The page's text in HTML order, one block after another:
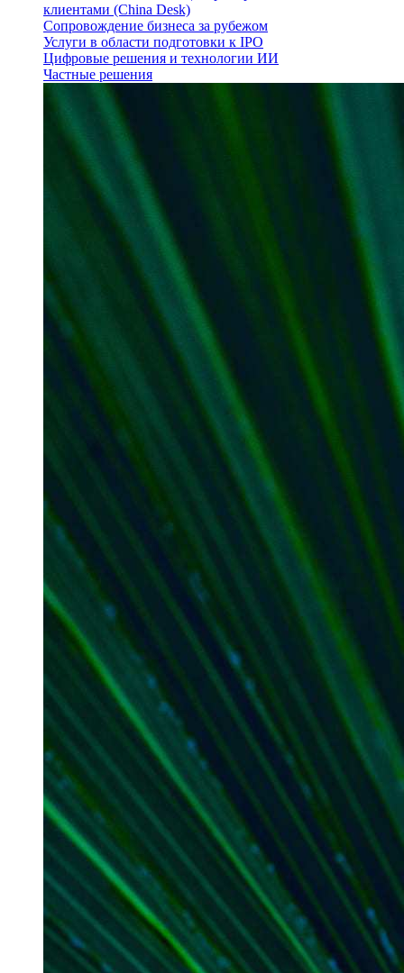
клиентами (China Desk)
Сопровождение бизнеса за рубежом
Услуги в области подготовки к IPO
Цифровые решения и технологии ИИ
Частные решения